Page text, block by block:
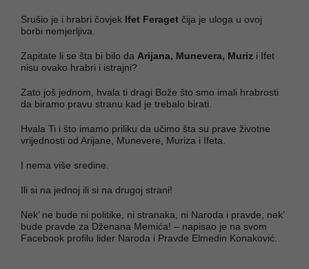
Srušio je i hrabri čovjek Ifet Feraget čija je uloga u ovoj
borbi nemjerljiva.
Zapitate li se šta bi bilo da Arijana, Munevera, Muriz i Ifet
nisu ovako hrabri i istrajni?
Zato još jednom, hvala ti dragi Bože što smo imali hrabrosti
da biramo pravu stranu kad je trebalo birati.
Hvala Ti i što imamo priliku da učimo šta su prave životne
vrijednosti od Arijane, Munevere, Muriza i Ifeta.
I nema više sredine.
Ili si na jednoj ili si na drugoj strani!
Nek’ ne bude ni politike, ni stranaka, ni Naroda i pravde, nek’
bude pravde za Dženana Memića! – napisao je na svom
Facebook profilu lider Naroda i Pravde Elmedin Konaković.